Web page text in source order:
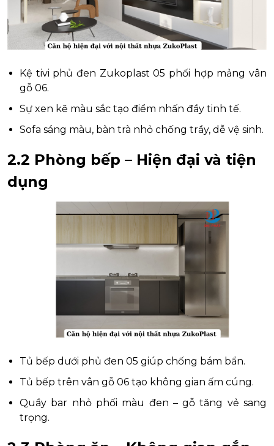
Kệ tivi phủ đen Zukoplast 05 phối hợp mảng vân
gỗ 06.
Sự xen kẽ màu sắc tạo điểm nhấn đầy tinh tế.
Sofa sáng màu, bàn trà nhỏ chống trầy, dễ vệ sinh.
2.2 Phòng bếp – Hiện đại và tiện
dụng
Tủ bếp dưới phủ đen 05 giúp chống bám bẩn.
Tủ bếp trên vân gỗ 06 tạo không gian ấm cúng.
Quầy bar nhỏ phối màu đen – gỗ tăng vẻ sang
trọng.